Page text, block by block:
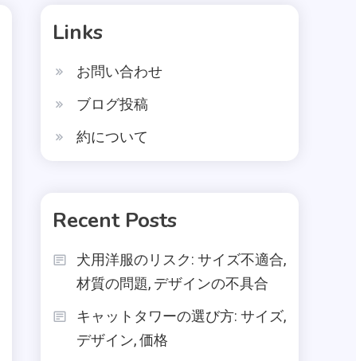
Links
お問い合わせ
ブログ投稿
約について
Recent Posts
犬用洋服のリスク: サイズ不適合,
材質の問題, デザインの不具合
キャットタワーの選び方: サイズ,
デザイン, 価格